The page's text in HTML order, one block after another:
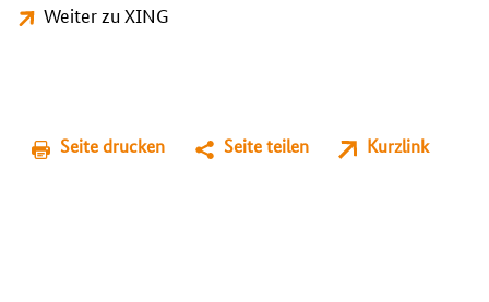
Weiter zu XING
Seite drucken Seite teilen Kurzlink